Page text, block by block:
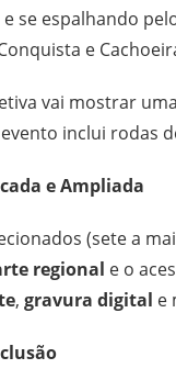
se espalhando
e
vai mostrar
inclui rodas
e Ampliada
(sete a
regional e o
, gravura digital e